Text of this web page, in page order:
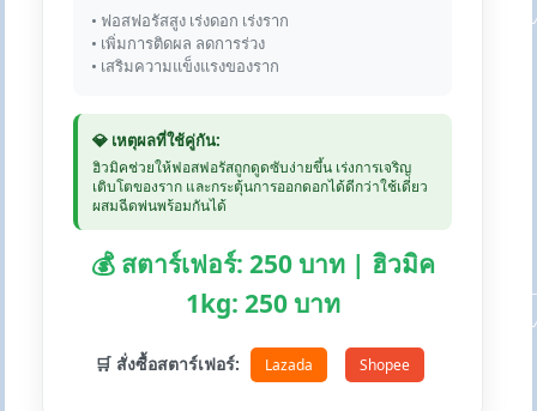
• ฟอสฟอรัสสูง เร่งดอก เร่งราก
• เพิ่มการติดผล ลดการร่วง
• เสริมความแข็งแรงของราก
💎 เหตุผลที่ใช้คู่กัน:
ฮิวมิคช่วยให้ฟอสฟอรัสถูกดูดซับง่ายขึ้น เร่งการเจริญ
เติบโตของราก และกระตุ้นการออกดอกได้ดีกว่าใช้เดี่ยว
ผสมฉีดพ่นพร้อมกันได้
💰 สตาร์เฟอร์: 250 บาท | ฮิวมิค
1kg: 250 บาท
🛒 สั่งซื้อสตาร์เฟอร์: Lazada Shopee